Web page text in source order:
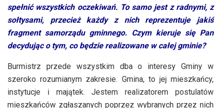
spełnić wszystkich oczekiwań. To samo jest z radnymi, z
sołtysami, przecież każdy z nich reprezentuje jakiś
fragment samorządu gminnego. Czym kieruje się Pan
decydując o tym, co będzie realizowane w całej gminie?
Burmistrz przede wszystkim dba o interesy Gminy w
szeroko rozumianym zakresie. Gmina, to jej mieszkańcy,
instytucje i majątek. Jestem realizatorem postulatów
mieszkańców zgłaszanych poprzez wybranych przez nich